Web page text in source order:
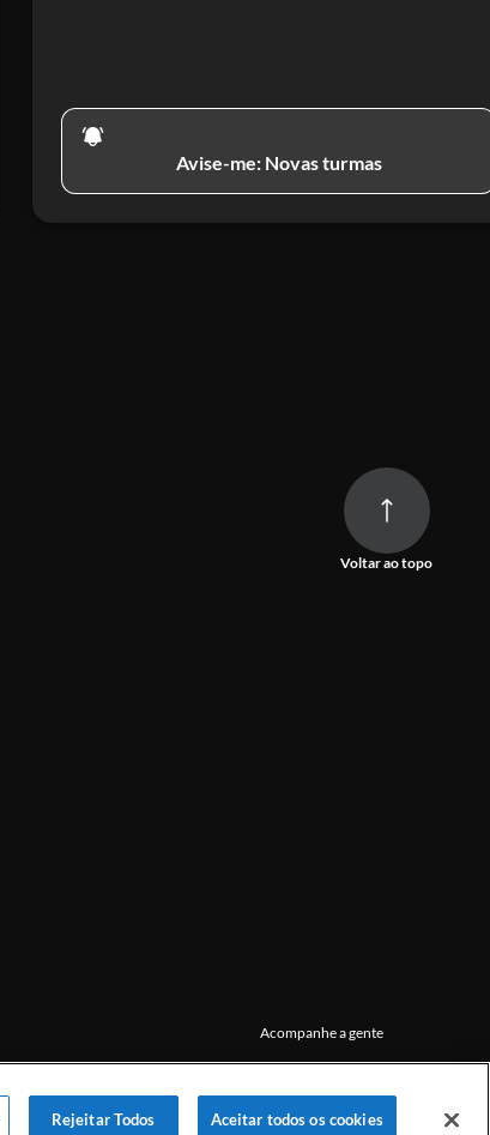
Avise-me: Novas turmas
Voltar ao topo
Acompanhe a gente
Rejeitar Todos Aceitar todos os cookies